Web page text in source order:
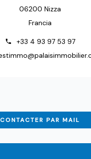
06200 Nizza
Francia
+33 4 93 97 53 97
CONTACTER PAR MAIL